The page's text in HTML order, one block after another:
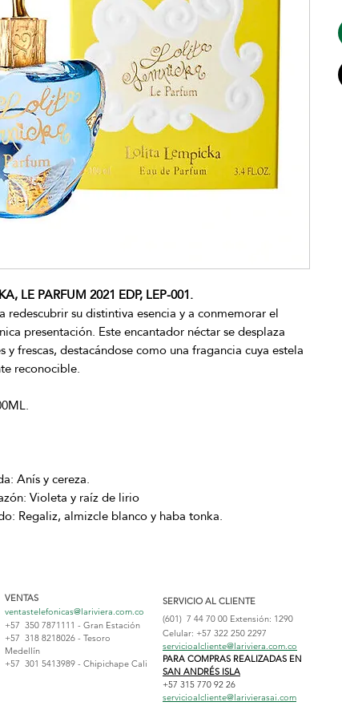
LE PARFUM 2021 EDP, LEP-001.
redescubrir su distintiva esencia y a conmemorar el
presentación. Este encantador néctar se desplaza
y frescas, destacándose como una fragancia cuya estela
reconocible.
Anís y cereza.
Violeta y raíz de lirio
Regaliz, almizcle blanco y haba tonka.
VENTAS
ventastelefonicas@lariviera.com.co
+57 350 7871111 - Gran Estación
+57 318 8218026 - Tesoro
Medellín
+57 301 5413989 - Chipichape Cali
SERVICIO AL CLIENTE
(601) 7 44 70 00 Extensión: 1290
Celular: +57 322 250 2297
servicioalcliente@lariviera.com.co
PARA COMPRAS REALIZADAS EN
SAN ANDRÉS ISLA
+57 315 770 92 26
servicioalcliente@larivierasai.com